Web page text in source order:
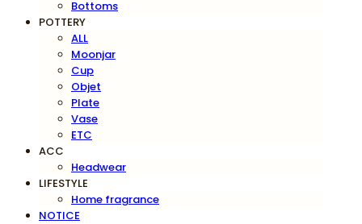
Bottoms
POTTERY
ALL
Moonjar
Cup
Objet
Plate
Vase
ETC
ACC
Headwear
LIFESTYLE
Home fragrance
NOTICE